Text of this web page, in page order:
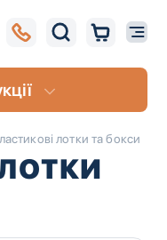
лотки та бокси